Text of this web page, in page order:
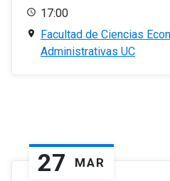
17:00
Facultad de Ciencias
Administrativas UC
27 MAR